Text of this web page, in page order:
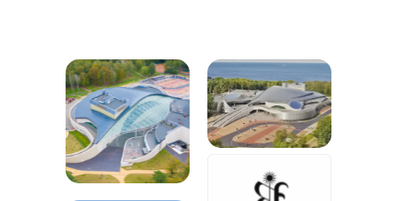
ВСЕ СПИКЕРЫ
ВСЕ СПИКЕРЫ